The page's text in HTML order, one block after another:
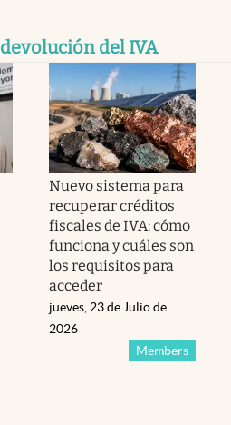
devolución del IVA
Nuevo sistema para
recuperar créditos
fiscales de IVA: cómo
funciona y cuáles son
los requisitos para
acceder
Members
jueves, 23 de Julio de
2026